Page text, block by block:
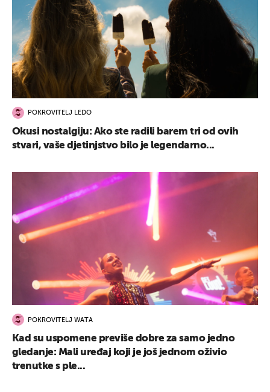
POKROVITELJ LEDO
Okusi nostalgiju: Ako ste radili barem tri od ovih
stvari, vaše djetinjstvo bilo je legendarno...
POKROVITELJ WATA
Kad su uspomene previše dobre za samo jedno
gledanje: Mali uređaj koji je još jednom oživio
trenutke s ple...